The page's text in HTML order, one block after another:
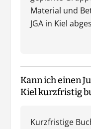
Material und
JGA in Kiel
Kann ich einen
Kiel kurzfristig
Kurzfristige